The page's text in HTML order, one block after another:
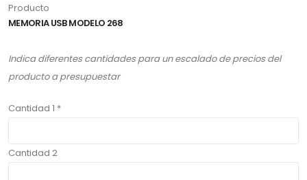
Producto
MEMORIA USB MODELO 268
Indica diferentes cantidades para un escalado de precios del
producto a presupuestar
Cantidad 1 *
Cantidad 2